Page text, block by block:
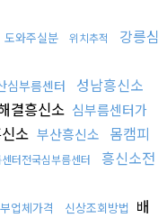
도와주실분 위치추적
강릉심
심부름센터
성남흥신소
결흥신소 심부름센터가
소 부산흥신소
몸캠피
터전국심부름센터
흥신소전
업체가격 신상조회방법 배